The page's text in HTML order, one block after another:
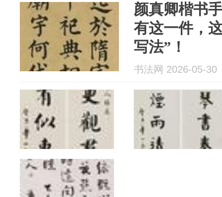
颜真卿楷书
有这一件，
写法”！
书法网 2026-05-30